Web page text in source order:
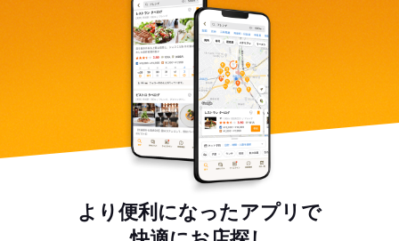
より便利になったアプリで